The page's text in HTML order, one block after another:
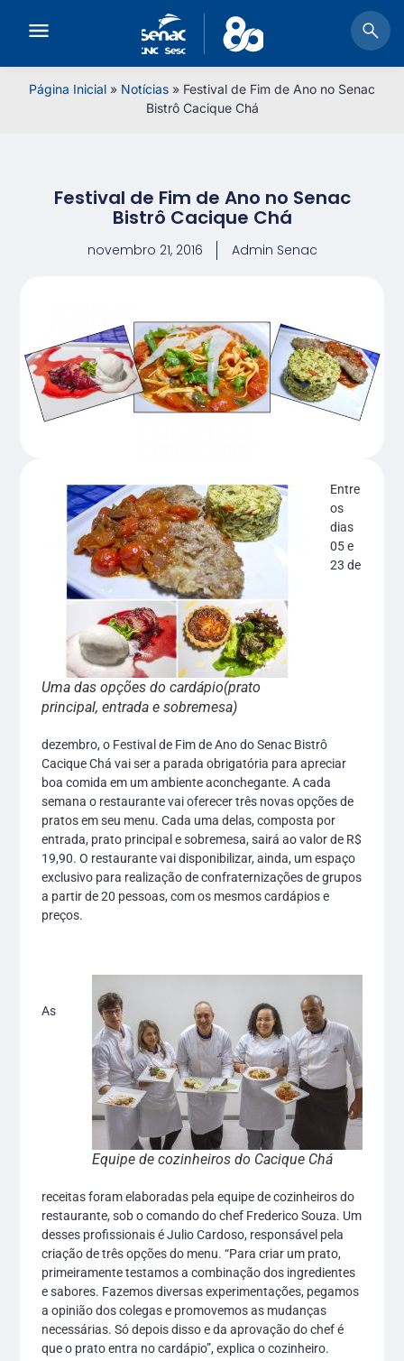
Página Inicial » Notícias » Festival de Fim de Ano no Senac
Bistrô Cacique Chá
Festival de Fim de Ano no Senac
Bistrô Cacique Chá
novembro 21, 2016 Admin Senac
Uma das opções do cardápio(prato
principal, entrada e sobremesa)
Entre
os
dias
05 e
23 de
dezembro, o Festival de Fim de Ano do Senac Bistrô
Cacique Chá vai ser a parada obrigatória para apreciar
boa comida em um ambiente aconchegante. A cada
semana o restaurante vai oferecer três novas opções de
pratos em seu menu. Cada uma delas, composta por
entrada, prato principal e sobremesa, sairá ao valor de R$
19,90. O restaurante vai disponibilizar, ainda, um espaço
exclusivo para realização de confraternizações de grupos
a partir de 20 pessoas, com os mesmos cardápios e
preços.
Equipe de cozinheiros do Cacique Chá
As
receitas foram elaboradas pela equipe de cozinheiros do
restaurante, sob o comando do chef Frederico Souza. Um
desses profissionais é Julio Cardoso, responsável pela
criação de três opções do menu. “Para criar um prato,
primeiramente testamos a combinação dos ingredientes
e sabores. Fazemos diversas experimentações, pegamos
a opinião dos colegas e promovemos as mudanças
necessárias. Só depois disso e da aprovação do chef é
que o prato entra no cardápio”, explica o cozinheiro.